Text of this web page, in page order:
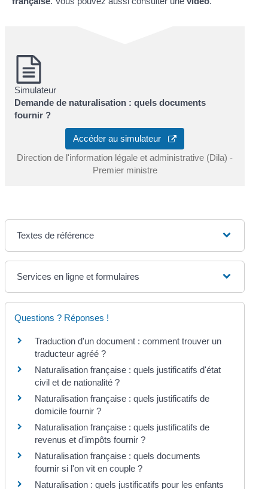
Simulateur
Demande de naturalisation : quels documents
fournir ?
Accéder au simulateur
Direction de l'information légale et administrative (Dila) -
Premier ministre
Textes de référence
Services en ligne et formulaires
Questions ? Réponses !
Traduction d'un document : comment trouver un
traducteur agréé ?
Naturalisation française : quels justificatifs d'état
civil et de nationalité ?
Naturalisation française : quels justificatifs de
domicile fournir ?
Naturalisation française : quels justificatifs de
revenus et d'impôts fournir ?
Naturalisation française : quels documents
fournir si l'on vit en couple ?
Naturalisation : quels justificatifs pour les enfants